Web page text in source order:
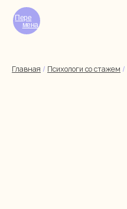
мена
Пере
Главная / Психологи со стажем /